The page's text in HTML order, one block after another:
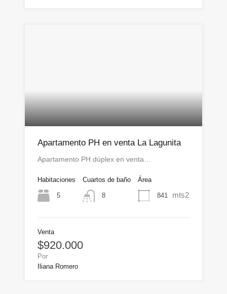
Apartamento PH en venta La Lagunita
Apartamento PH dúplex en venta…
Habitaciones
5
Cuartos de baño
8
Área
841 mts2
Venta
$920.000
Por
Iliana Romero